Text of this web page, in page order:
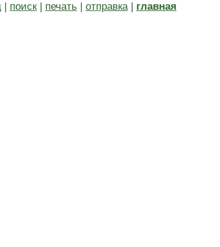
| поиск| печать | отправка| главная